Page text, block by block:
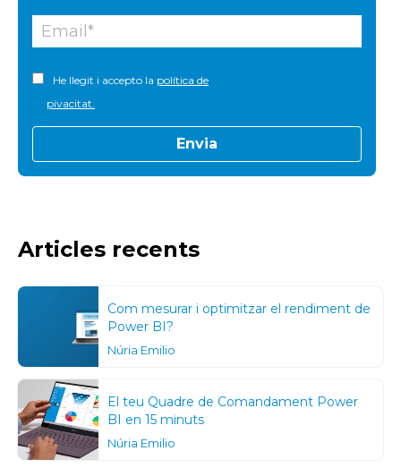
He llegit i accepto la política de
pivacitat.
Articles recents
Com mesurar i optimitzar el rendiment de
Power BI?
Núria Emilio
El teu Quadre de Comandament Power
BI en 15 minuts
Núria Emilio